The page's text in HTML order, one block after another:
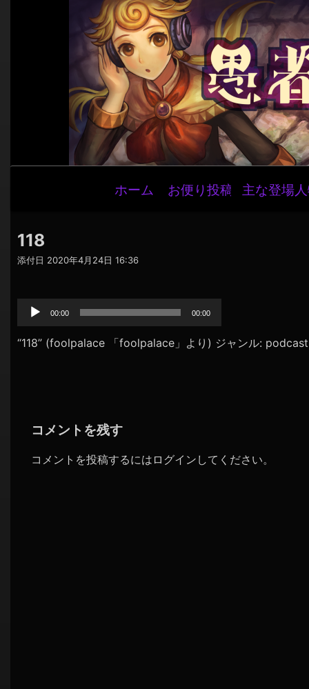
ナ
ビ
ー
シ
ョ
ホーム お便り投稿 主な登場
118
添付日 2020年4月24日 16:36
声
レ
ー
00:00 00:00
“118” (foolpalace 「foolpalace」より) ジャンル: podcast
コメントを残す
コメントを投稿するには ログイン してください。